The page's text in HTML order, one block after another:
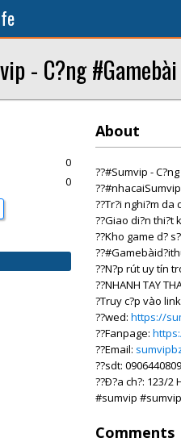
- C?ng
About
??#Sumvip -
??Tr?i nghi?m da
??Giao di?n thi?t
??Kho game d?
??N?p rút uy tín
??NHANH TAY
?Truy c?p vào
??wed: https://
??Fanpage:
??Email:
??sdt:
??Ð?a ch?: 123/2
#sumvip
Comments
0
0